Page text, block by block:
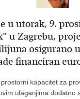
utorak, 9.
u Zagrebu,
osigurano
financiran
kapacitet za
ulaganjima